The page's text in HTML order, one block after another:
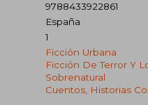
9788433922861
España
1
Ficción Urbana
Ficción De Terror Y
Sobrenatural
Cuentos, Historias